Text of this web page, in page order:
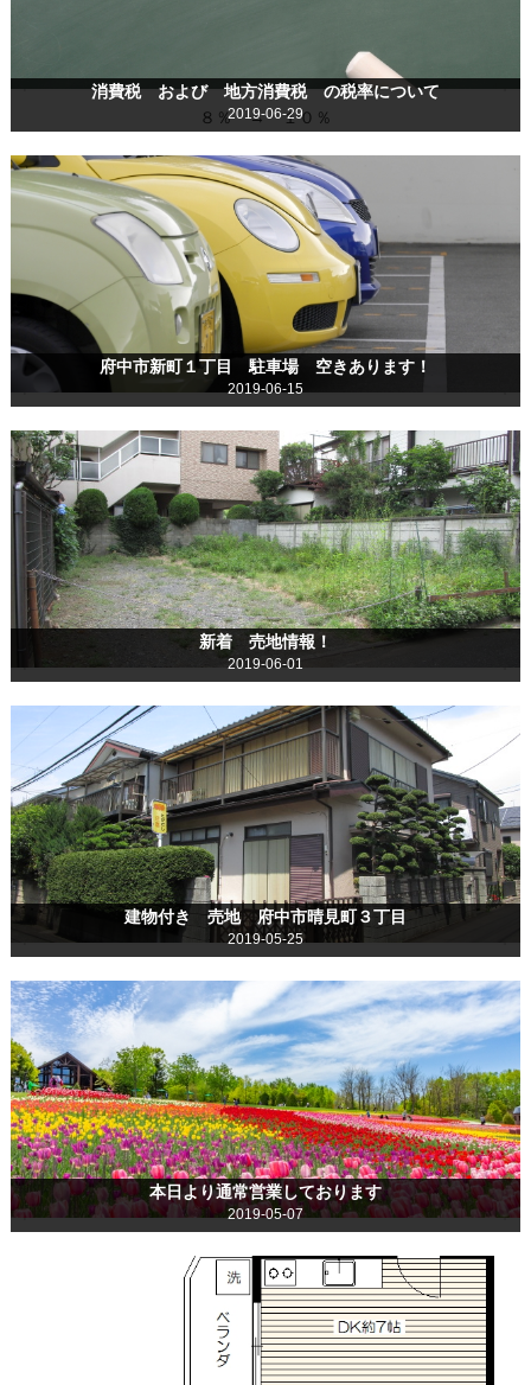
消費税 および 地方消費税 の税率について
2019-06-29
８％ → １０％
府中市新町１丁目 駐車場 空きあります！
2019-06-15
新着 売地情報！
2019-06-01
建物付き 売地 府中市晴見町３丁目
2019-05-25
本日より通常営業しております
2019-05-07